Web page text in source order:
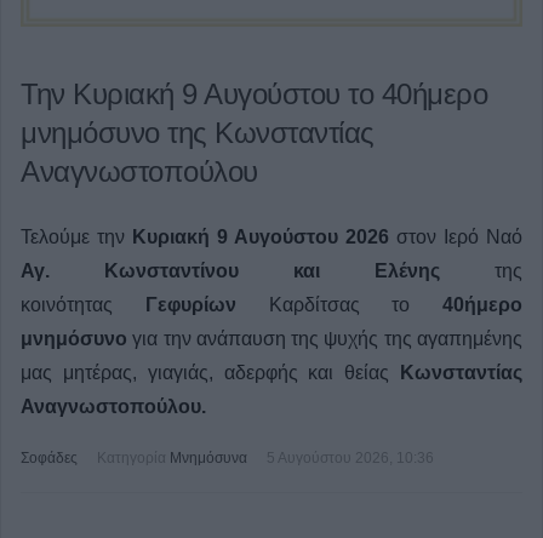
Την Κυριακή 9 Αυγούστου το 40ήμερο
μνημόσυνο της Κωνσταντίας
Αναγνωστοπούλου
Τελούμε την Κυριακή 9 Αυγούστου 2026 στον Ιερό Ναό
Αγ. Κωνσταντίνου και Ελένης της
κοινότητας Γεφυρίων Καρδίτσας το 40ήμερο
μνημόσυνο για την ανάπαυση της ψυχής της αγαπημένης
μας μητέρας, γιαγιάς, αδερφής και θείας
Κωνσταντίας
Αναγνωστοπούλου.
Σοφάδες Κατηγορία Μνημόσυνα 5 Αυγούστου 2026, 10:36